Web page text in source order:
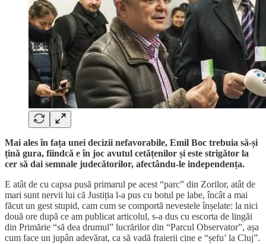
Mai ales în fața unei decizii nefavorabile, Emil Boc trebuia să-și
țină gura, fiindcă e în joc avutul cetățenilor și este strigător la
cer să dai semnale judecătorilor, afectându-le independența.
E atât de cu capsa pusă primarul pe acest “parc” din Zorilor, atât de
mari sunt nervii lui că Justiția l-a pus cu botul pe labe, încât a mai
făcut un gest stupid, cam cum se comportă nevestele înșelate: la nici
două ore după ce am publicat articolul, s-a dus cu escorta de lingăi
din Primărie “să dea drumul” lucrărilor din “Parcul Observator”, așa
cum face un jupân adevărat, ca să vadă fraierii cine e “șefu’ la Cluj”.